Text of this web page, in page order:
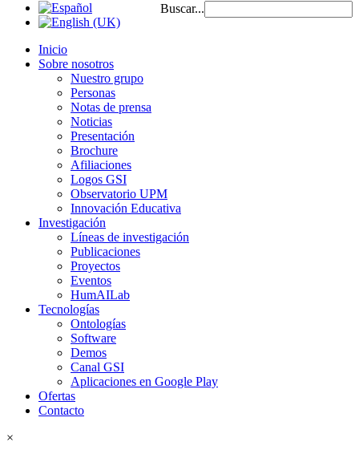
Buscar...
Inicio
Sobre nosotros
Nuestro grupo
Personas
Notas de prensa
Noticias
Presentación
Brochure
Afiliaciones
Logos GSI
Observatorio UPM
Innovación Educativa
Investigación
Líneas de investigación
Publicaciones
Proyectos
Eventos
HumAILab
Tecnologías
Ontologías
Software
Demos
Canal GSI
Aplicaciones en Google Play
Ofertas
Contacto
×